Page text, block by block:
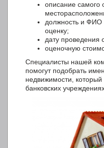
описание самого
должность и ФИО
оценку;
дату проведения
оценочную
Специалисты нашей
помогут подобрать
недвижимости,
банковских